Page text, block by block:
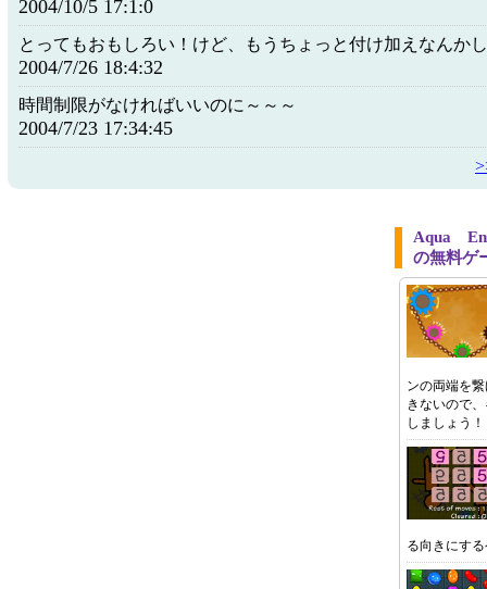
2004/10/5 17:1:0
とってもおもしろい！けど、もうちょっと付け加えなんか
2004/7/26 18:4:32
時間制限がなければいいのに～～～
2004/7/23 17:34:45
Aqua
の無料ゲ
ンの両端を
きないので
しましょう！
る向きにす